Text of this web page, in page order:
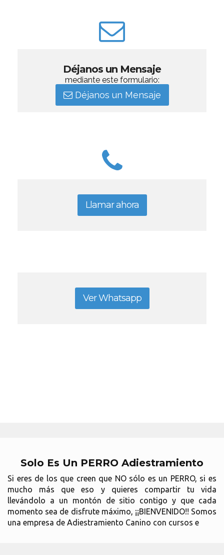
Déjanos un Mensaje
mediante este formulario:
Déjanos un Mensaje
Llamar ahora
Ver Whatsapp
Solo Es Un PERRO Adiestramiento
Si eres de los que creen que NO sólo es un PERRO, si es
mucho más que eso y quieres compartir tu vida
llevándolo a un montón de sitio contigo y que cada
momento sea de disfrute máximo, ¡¡BIENVENIDO!! Somos
una empresa de Adiestramiento Canino con cursos e